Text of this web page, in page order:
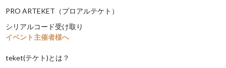
PRO ARTEKET（プロアルテケト）
シリアルコード受け取り
イベント主催者様へ
teket(テケト)とは？